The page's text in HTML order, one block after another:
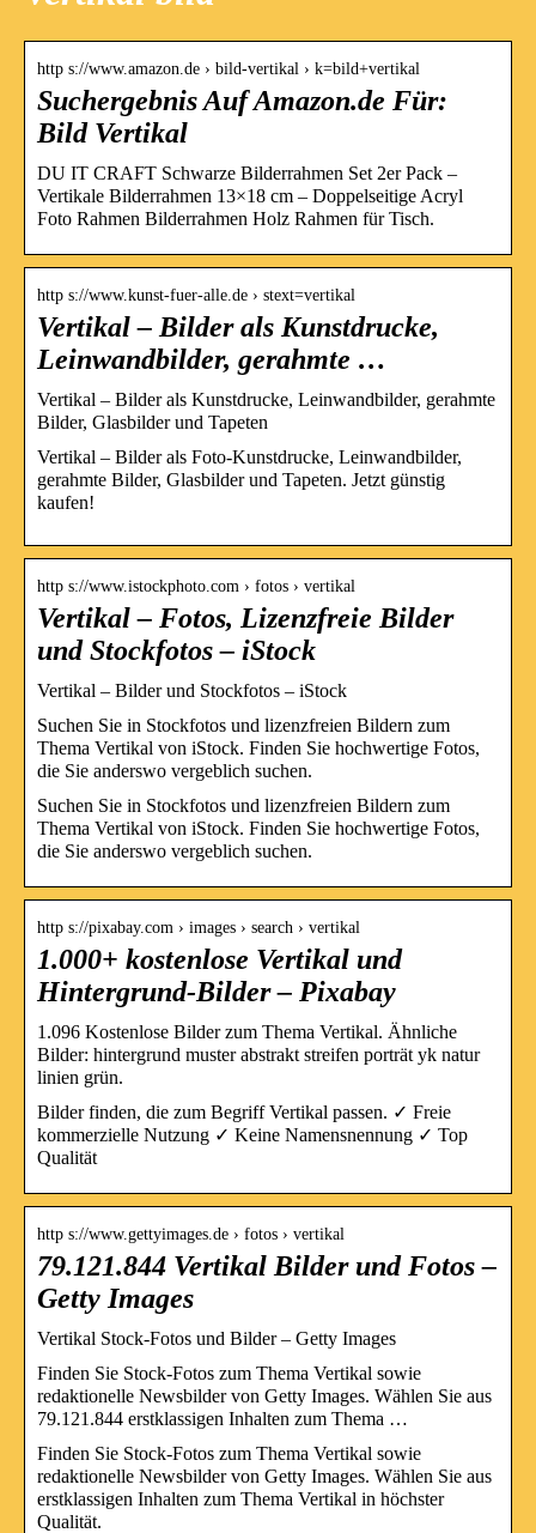
http s://www.amazon.de › bild-vertikal › k=bild+vertikal
Suchergebnis Auf Amazon.de Für:
Bild Vertikal
DU IT CRAFT Schwarze Bilderrahmen Set 2er Pack –
Vertikale Bilderrahmen 13×18 cm – Doppelseitige Acryl
Foto Rahmen Bilderrahmen Holz Rahmen für Tisch.
http s://www.kunst-fuer-alle.de › stext=vertikal
Vertikal – Bilder als Kunstdrucke,
Leinwandbilder, gerahmte …
Vertikal – Bilder als Kunstdrucke, Leinwandbilder, gerahmte
Bilder, Glasbilder und Tapeten
Vertikal – Bilder als Foto-Kunstdrucke, Leinwandbilder,
gerahmte Bilder, Glasbilder und Tapeten. Jetzt günstig
kaufen!
http s://www.istockphoto.com › fotos › vertikal
Vertikal – Fotos, Lizenzfreie Bilder
und Stockfotos – iStock
Vertikal – Bilder und Stockfotos – iStock
Suchen Sie in Stockfotos und lizenzfreien Bildern zum
Thema Vertikal von iStock. Finden Sie hochwertige Fotos,
die Sie anderswo vergeblich suchen.
Suchen Sie in Stockfotos und lizenzfreien Bildern zum
Thema Vertikal von iStock. Finden Sie hochwertige Fotos,
die Sie anderswo vergeblich suchen.
http s://pixabay.com › images › search › vertikal
1.000+ kostenlose Vertikal und
Hintergrund-Bilder – Pixabay
1.096 Kostenlose Bilder zum Thema Vertikal. Ähnliche
Bilder: hintergrund muster abstrakt streifen porträt yk natur
linien grün.
Bilder finden, die zum Begriff Vertikal passen. ✓ Freie
kommerzielle Nutzung ✓ Keine Namensnennung ✓ Top
Qualität
http s://www.gettyimages.de › fotos › vertikal
79.121.844 Vertikal Bilder und Fotos –
Getty Images
Vertikal Stock-Fotos und Bilder – Getty Images
Finden Sie Stock-Fotos zum Thema Vertikal sowie
redaktionelle Newsbilder von Getty Images. Wählen Sie aus
79.121.844 erstklassigen Inhalten zum Thema …
Finden Sie Stock-Fotos zum Thema Vertikal sowie
redaktionelle Newsbilder von Getty Images. Wählen Sie aus
erstklassigen Inhalten zum Thema Vertikal in höchster
Qualität.